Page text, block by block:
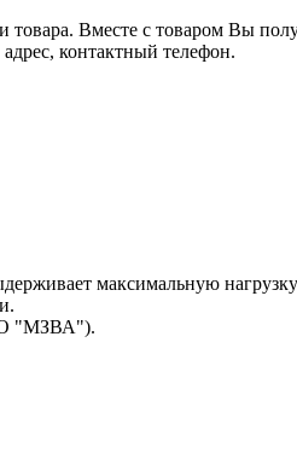
Вместе с товаром Вы
контактный телефон.
максимальную
"МЗВА").